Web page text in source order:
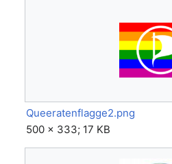
Queeratenflagge2.png
500 × 333; 17 KB